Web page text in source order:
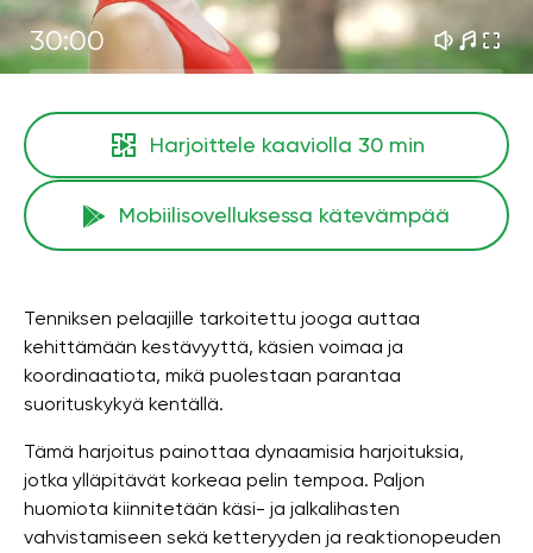
30:00
Harjoittele kaaviolla 30 min
Mobiilisovelluksessa kätevämpää
Tenniksen pelaajille tarkoitettu jooga auttaa
kehittämään kestävyyttä, käsien voimaa ja
koordinaatiota, mikä puolestaan ​​parantaa
suorituskykyä kentällä.
Tämä harjoitus painottaa dynaamisia harjoituksia,
jotka ylläpitävät korkeaa pelin tempoa. Paljon
huomiota kiinnitetään käsi- ja jalkalihasten
vahvistamiseen sekä ketteryyden ja reaktionopeuden